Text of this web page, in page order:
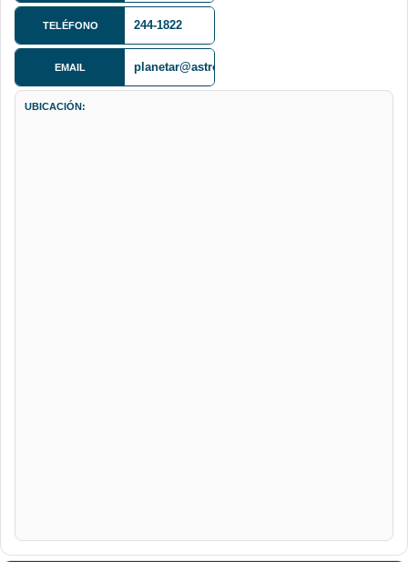
1976
TELÉFONO 244-1822
EMAIL planetar@astro.edu.bo
UBICACIÓN: